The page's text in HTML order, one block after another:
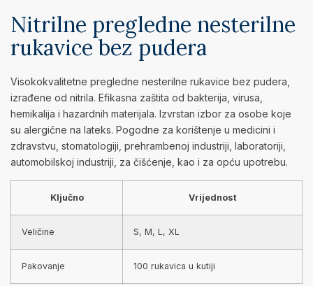
Nitrilne pregledne nesterilne
rukavice bez pudera
Visokokvalitetne pregledne nesterilne rukavice bez pudera,
izrađene od nitrila. Efikasna zaštita od bakterija, virusa,
hemikalija i hazardnih materijala. Izvrstan izbor za osobe koje
su alergične na lateks. Pogodne za korištenje u medicini i
zdravstvu, stomatologiji, prehrambenoj industriji, laboratoriji,
automobilskoj industriji, za čišćenje, kao i za opću upotrebu.
Ključno Vrijednost
Veličine S, M, L, XL
Pakovanje 100 rukavica u kutiji